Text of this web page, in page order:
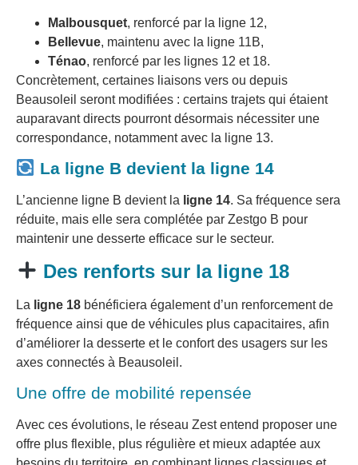
Malbousquet, renforcé par la ligne 12,
Bellevue, maintenu avec la ligne 11B,
Ténao, renforcé par les lignes 12 et 18.
Concrètement, certaines liaisons vers ou depuis
Beausoleil seront modifiées : certains trajets qui étaient
auparavant directs pourront désormais nécessiter une
correspondance, notamment avec la ligne 13.
La ligne B devient la ligne 14
L’ancienne ligne B devient la ligne 14. Sa fréquence sera
réduite, mais elle sera complétée par Zestgo B pour
maintenir une desserte efficace sur le secteur.
Des renforts sur la ligne 18
La ligne 18 bénéficiera également d’un renforcement de
fréquence ainsi que de véhicules plus capacitaires, afin
d’améliorer la desserte et le confort des usagers sur les
axes connectés à Beausoleil.
Une offre de mobilité repensée
Avec ces évolutions, le réseau Zest entend proposer une
offre plus flexible, plus régulière et mieux adaptée aux